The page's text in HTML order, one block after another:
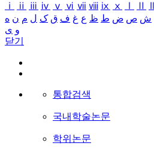
ⅰ
ⅱ ⅲ ⅳ ⅴ ⅵ ⅶ ⅷ ⅸ ⅹ
ش ص ض ط ظ ع غ ف ق ک ل م ن ه
و ی
닫기
통합검색
국내학술논문
학위논문